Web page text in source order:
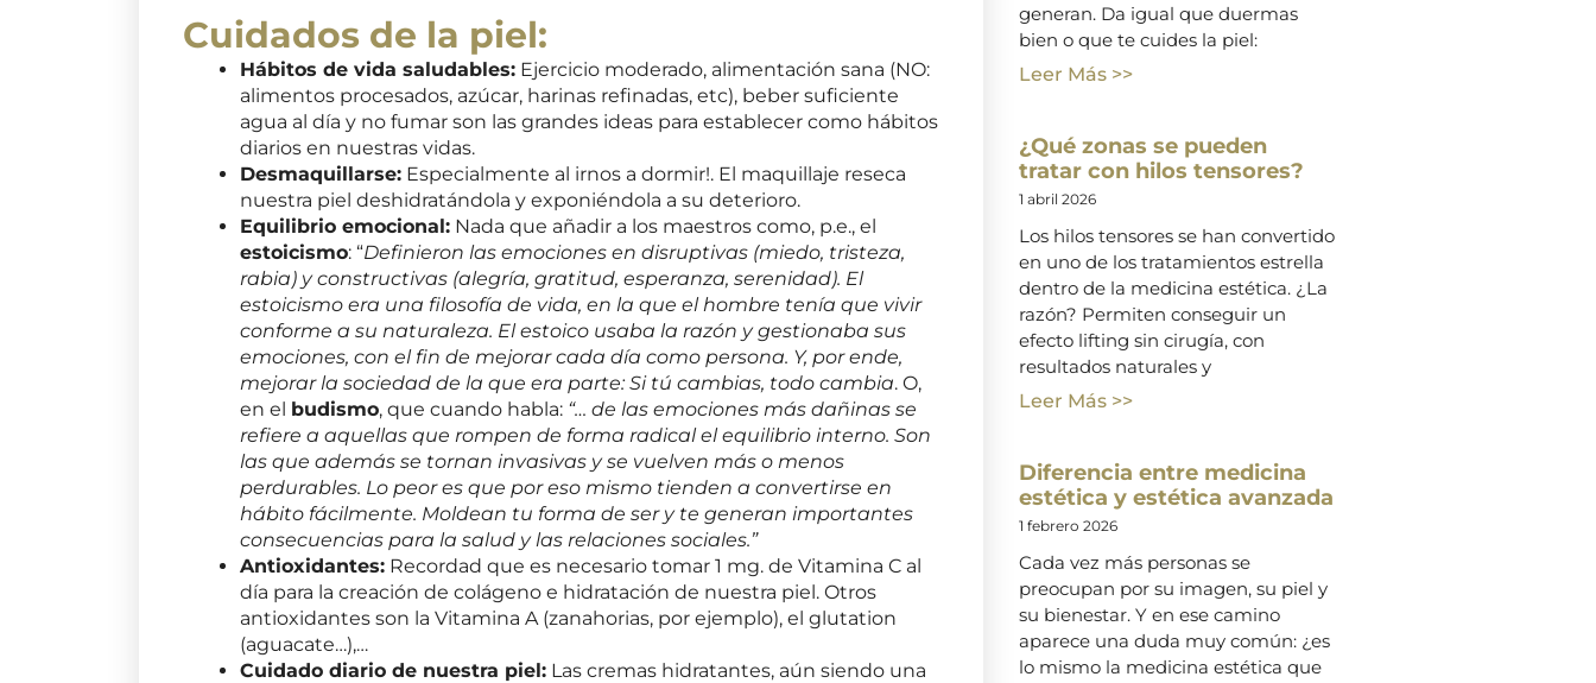
Cuidados de la piel:
Hábitos de vida saludables: Ejercicio moderado, alimentación sana (NO:
alimentos procesados, azúcar, harinas refinadas, etc), beber suficiente
agua al día y no fumar son las grandes ideas para establecer como hábitos
diarios en nuestras vidas.
Desmaquillarse: Especialmente al irnos a dormir!. El maquillaje reseca
nuestra piel deshidratándola y exponiéndola a su deterioro.
Equilibrio emocional: Nada que añadir a los maestros como, p.e., el
estoicismo: “Definieron las emociones en disruptivas (miedo, tristeza,
rabia) y constructivas (alegría, gratitud, esperanza, serenidad). El
estoicismo era una filosofía de vida, en la que el hombre tenía que vivir
conforme a su naturaleza. El estoico usaba la razón y gestionaba sus
emociones, con el fin de mejorar cada día como persona. Y, por ende,
mejorar la sociedad de la que era parte: Si tú cambias, todo cambia. O,
en el budismo, que cuando habla: “… de las emociones más dañinas se
refiere a aquellas que rompen de forma radical el equilibrio interno. Son
las que además se tornan invasivas y se vuelven más o menos
perdurables. Lo peor es que por eso mismo tienden a convertirse en
hábito fácilmente. Moldean tu forma de ser y te generan importantes
consecuencias para la salud y las relaciones sociales.”
Antioxidantes: Recordad que es necesario tomar 1 mg. de Vitamina C al
día para la creación de colágeno e hidratación de nuestra piel. Otros
antioxidantes son la Vitamina A (zanahorias, por ejemplo), el glutation
(aguacate…),…
Cuidado diario de nuestra piel: Las cremas hidratantes, aún siendo una
generan. Da igual que duermas
bien o que te cuides la piel:
Leer Más >>
¿Qué zonas se pueden
tratar con hilos tensores?
1 abril 2026
Los hilos tensores se han convertido
en uno de los tratamientos estrella
dentro de la medicina estética. ¿La
razón? Permiten conseguir un
efecto lifting sin cirugía, con
resultados naturales y
Leer Más >>
Diferencia entre medicina
estética y estética avanzada
1 febrero 2026
Cada vez más personas se
preocupan por su imagen, su piel y
su bienestar. Y en ese camino
aparece una duda muy común: ¿es
lo mismo la medicina estética que